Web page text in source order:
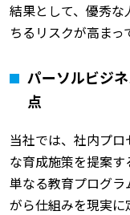
結果として、優秀
ちるリスクが高まっ
パーソルビジ
点
当社では、社内プ
な育成施策を提案す
単なる教育プログ
がら仕組みを現実に